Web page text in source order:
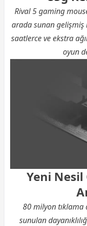
Rival 5 gaming
arada sunan gelişmiş
saatlerce ve ekstra
oyun
Yeni
80 milyon
sunulan